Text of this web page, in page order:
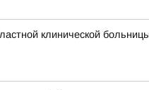
клинической